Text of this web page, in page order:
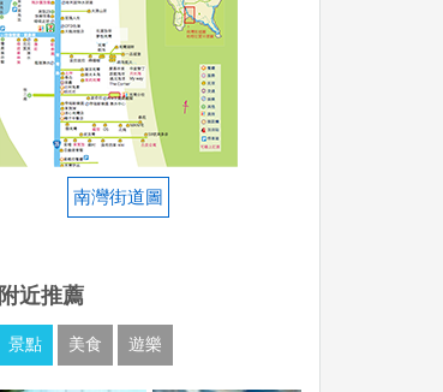
南灣街道圖
附近推薦
景點 美食 遊樂